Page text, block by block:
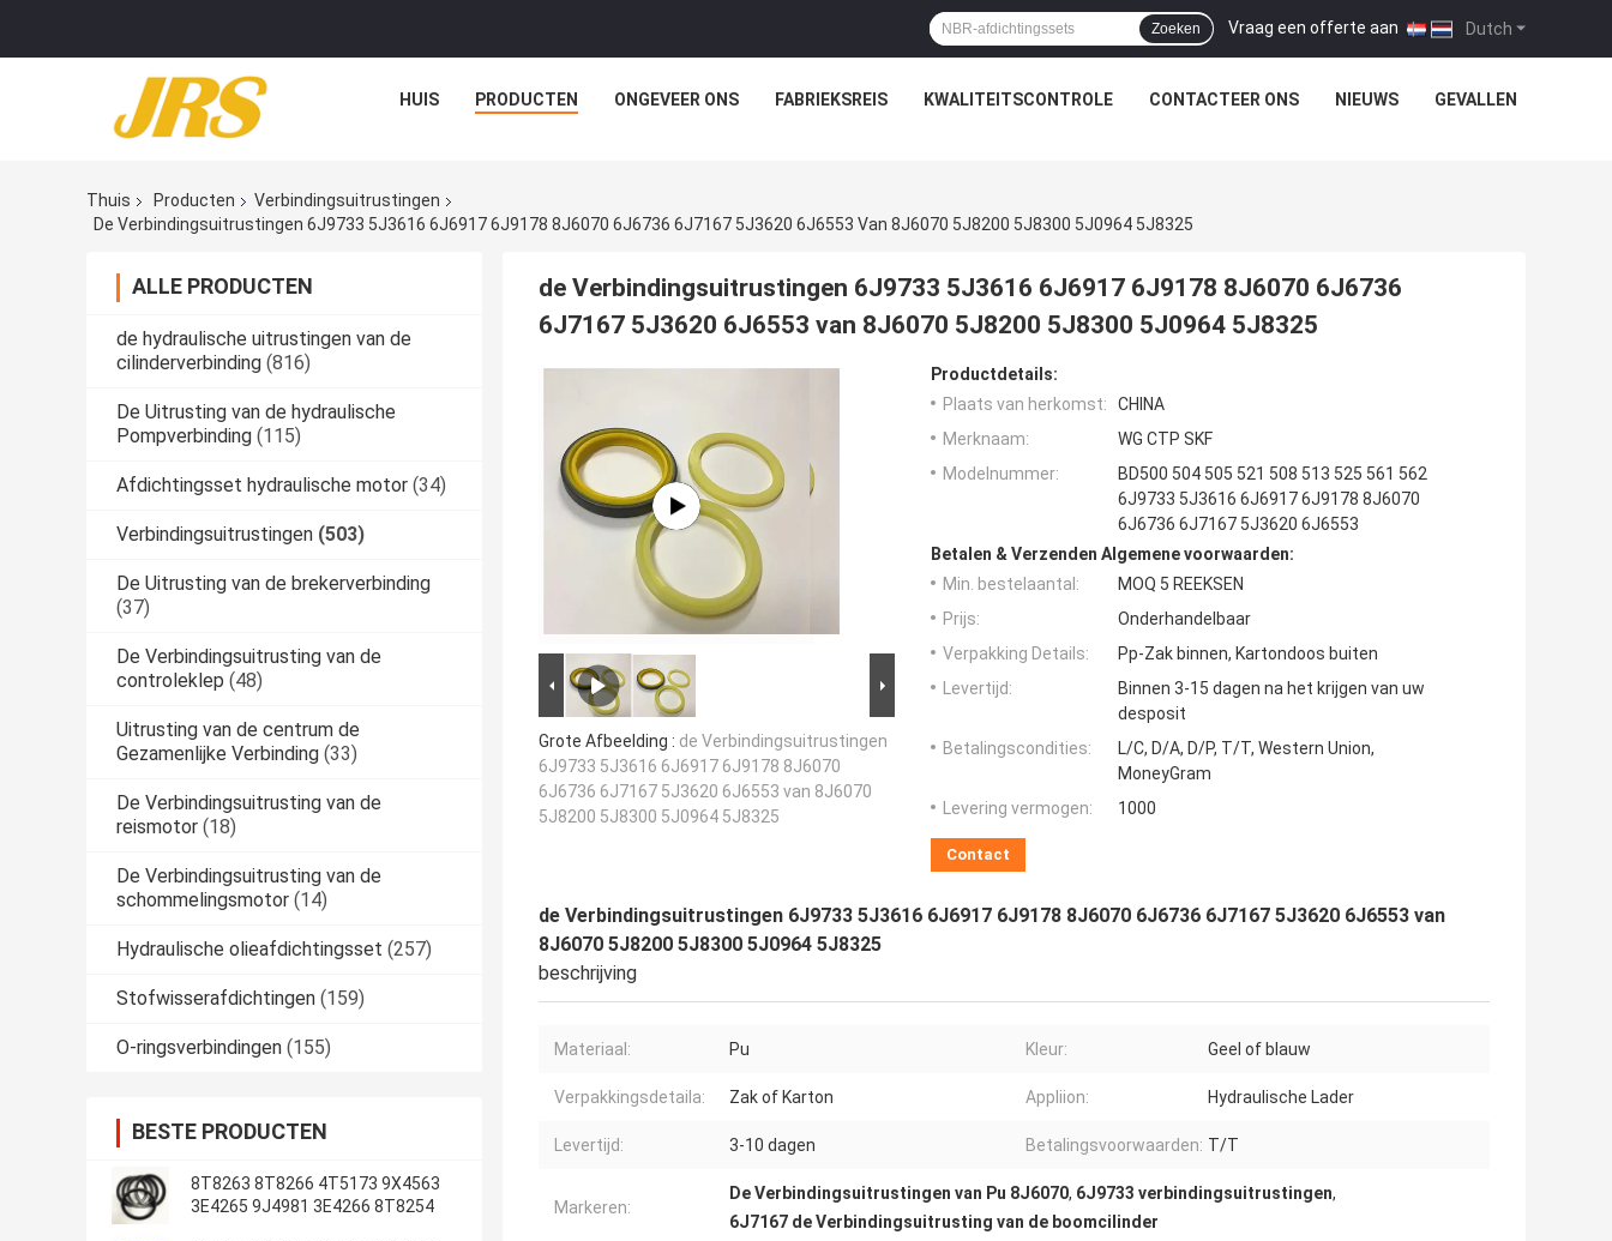
Dutch
Vraag een offerte aan |
Zoeken
HUIS PRODUCTEN ONGEVEER ONS FABRIEKSREIS KWALITEITSCONTROLE CONTACTEER ONS NIEUWS GEVALLEN
Thuis Producten
Verbindingsuitrustingen
De Verbindingsuitrustingen 6J9733 5J3616 6J6917 6J9178 8J6070 6J6736 6J7167 5J3620 6J6553 Van 8J6070 5J8200 5J8300 5J0964 5J8325
ALLE PRODUCTEN
de hydraulische uitrustingen van de
cilinderverbinding (816)
De Uitrusting van de hydraulische
Pompverbinding (115)
Afdichtingsset hydraulische motor (34)
Verbindingsuitrustingen (503)
De Uitrusting van de brekerverbinding
(37)
De Verbindingsuitrusting van de
controleklep (48)
Uitrusting van de centrum de
Gezamenlijke Verbinding (33)
De Verbindingsuitrusting van de
reismotor (18)
De Verbindingsuitrusting van de
schommelingsmotor (14)
Hydraulische olieafdichtingsset (257)
Stofwisserafdichtingen (159)
O-ringsverbindingen (155)
BESTE PRODUCTEN
8T8263 8T8266 4T5173 9X4563
3E4265 9J4981 3E4266 8T8254
de Verbindingsuitrustingen 6J9733 5J3616 6J6917 6J9178 8J6070 6J6736
6J7167 5J3620 6J6553 van 8J6070 5J8200 5J8300 5J0964 5J8325
Grote Afbeelding : de Verbindingsuitrustingen
6J9733 5J3616 6J6917 6J9178 8J6070
6J6736 6J7167 5J3620 6J6553 van 8J6070
5J8200 5J8300 5J0964 5J8325
Productdetails:
Plaats van herkomst:
CHINA
Merknaam:
WG CTP SKF
Modelnummer:
BD500 504 505 521 508 513 525 561 562
6J9733 5J3616 6J6917 6J9178 8J6070
6J6736 6J7167 5J3620 6J6553
Betalen & Verzenden Algemene voorwaarden:
Min. bestelaantal:
MOQ 5 REEKSEN
Prijs:
Onderhandelbaar
Verpakking Details:
Pp-Zak binnen, Kartondoos buiten
Levertijd:
Binnen 3-15 dagen na het krijgen van uw
desposit
Betalingscondities:
L/C, D/A, D/P, T/T, Western Union,
MoneyGram
Levering vermogen:
1000
Contact
de Verbindingsuitrustingen 6J9733 5J3616 6J6917 6J9178 8J6070 6J6736 6J7167 5J3620 6J6553 van
8J6070 5J8200 5J8300 5J0964 5J8325
beschrijving
Materiaal: Pu Kleur: Geel of blauw
Verpakkingsdetaila: Zak of Karton Appliion: Hydraulische Lader
Levertijd: 3-10 dagen Betalingsvoorwaarden: T/T
Markeren:
De Verbindingsuitrustingen van Pu 8J6070, 6J9733 verbindingsuitrustingen,
6J7167 de Verbindingsuitrusting van de boomcilinder